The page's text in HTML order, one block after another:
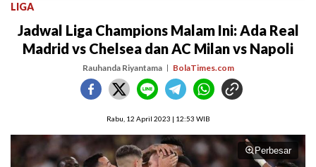
LIGA
Jadwal Liga Champions Malam Ini: Ada Real
Madrid vs Chelsea dan AC Milan vs Napoli
Rauhanda Riyantama BolaTimes.com
Rabu, 12 April 2023 | 12:53 WIB
Perbesar